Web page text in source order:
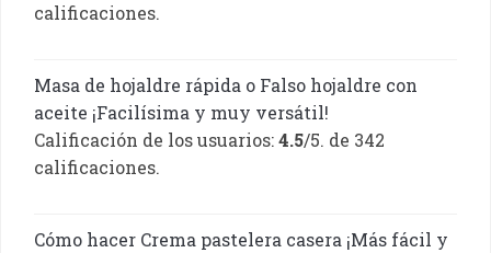
calificaciones.
Masa de hojaldre rápida o Falso hojaldre con
aceite ¡Facilísima y muy versátil!
Calificación de los usuarios:4.5/5. de 342
calificaciones.
Cómo hacer Crema pastelera casera ¡Más fácil y